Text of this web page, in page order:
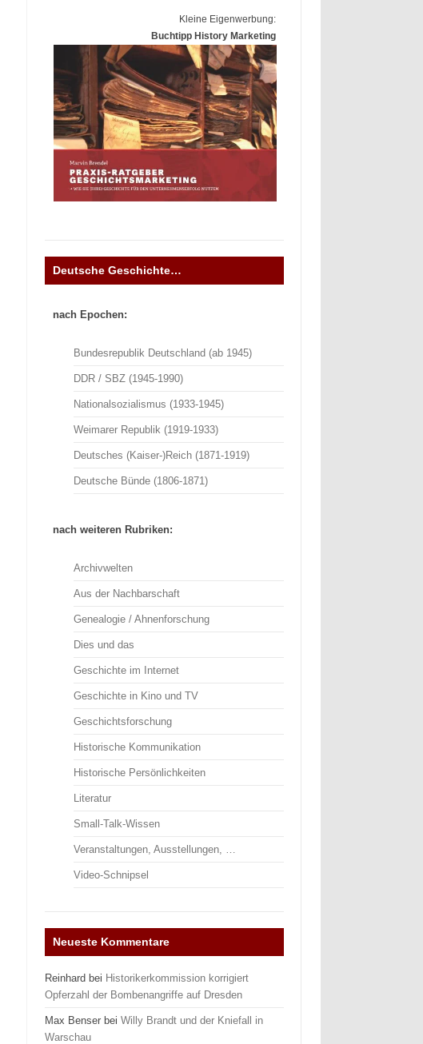
Kleine Eigenwerbung:
Buchtipp History Marketing
Deutsche Geschichte…
nach Epochen:
Bundesrepublik Deutschland (ab 1945)
DDR / SBZ (1945-1990)
Nationalsozialismus (1933-1945)
Weimarer Republik (1919-1933)
Deutsches (Kaiser-)Reich (1871-1919)
Deutsche Bünde (1806-1871)
nach weiteren Rubriken:
Archivwelten
Aus der Nachbarschaft
Genealogie / Ahnenforschung
Dies und das
Geschichte im Internet
Geschichte in Kino und TV
Geschichtsforschung
Historische Kommunikation
Historische Persönlichkeiten
Literatur
Small-Talk-Wissen
Veranstaltungen, Ausstellungen, …
Video-Schnipsel
Neueste Kommentare
Reinhard bei Historikerkommission korrigiert
Opferzahl der Bombenangriffe auf Dresden
Max Benser beiWilly Brandt und der Kniefall in
Warschau